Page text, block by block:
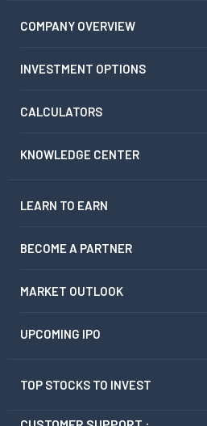
COMPANY OVERVIEW
INVESTMENT OPTIONS
CALCULATORS
KNOWLEDGE CENTER
LEARN TO EARN
BECOME A PARTNER
MARKET OUTLOOK
UPCOMING IPO
TOP STOCKS TO INVEST